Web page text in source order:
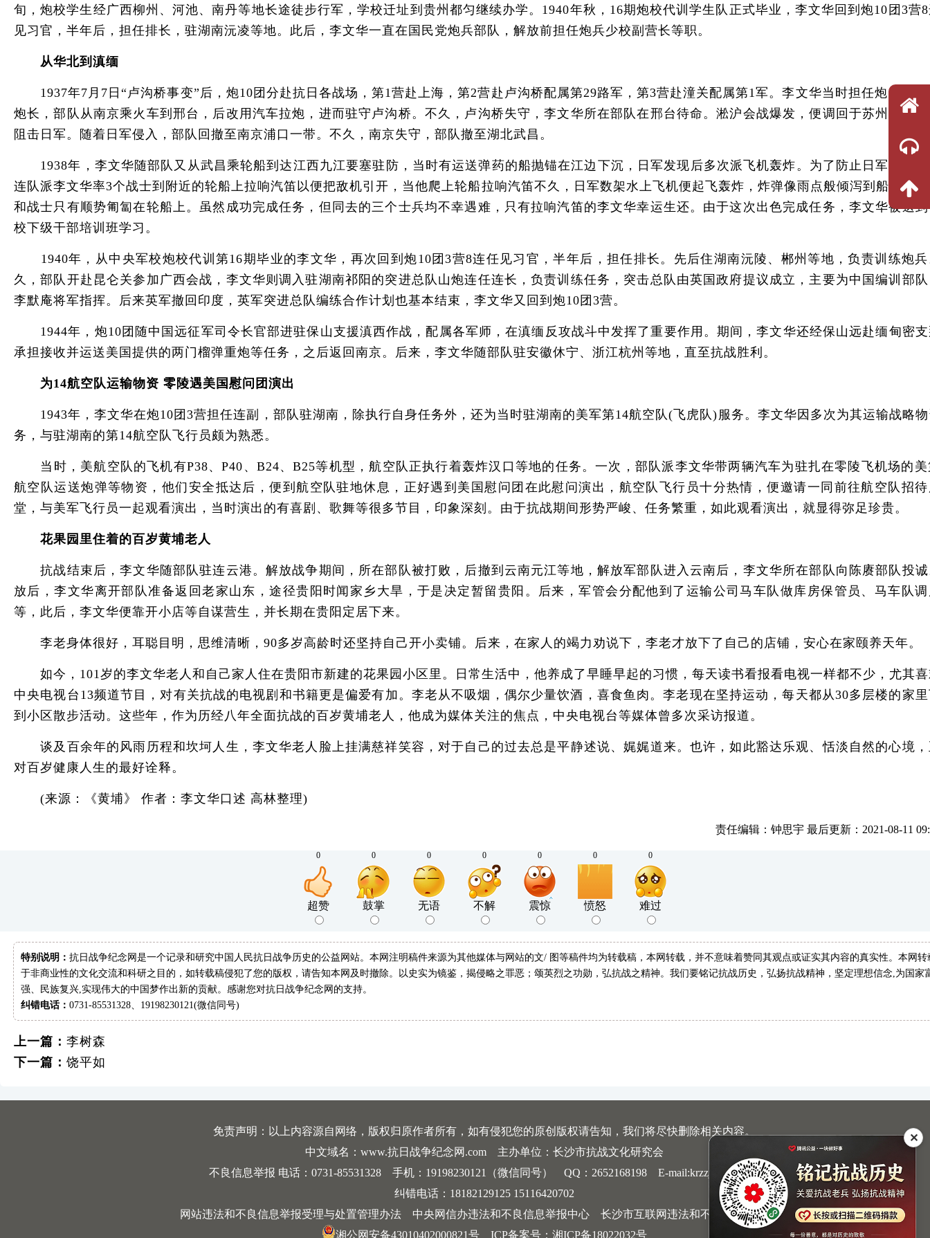
旬，炮校学生经广西柳州、河池、南丹等地长途徒步行军，学校迁址到贵州都匀继续办学。1940年秋，16期炮校代训学生队正式毕业，李文华回到炮10团3营
见习官，半年后，担任排长，驻湖南沅凌等地。此后，李文华一直在国民党炮兵部队，解放前担任炮兵少校副营长等职。
从华北到滇缅
1937年7月7日“卢沟桥事变”后，炮10团分赴抗日各战场，第1营赴上海，第2营赴卢沟桥配属第29路军，第3营赴潼关配属第1军。李文华当时担任炮10团2
炮长，部队从南京乘火车到邢台，后改用汽车拉炮，进而驻守卢沟桥。不久，卢沟桥失守，李文华所在部队在邢台待命。淞沪会战爆发，便调回于苏州一带
阻击日军。随着日军侵入，部队回撤至南京浦口一带。不久，南京失守，部队撤至湖北武昌。
1938年，李文华随部队又从武昌乘轮船到达江西九江要塞驻防，当时有运送弹药的船抛锚在江边下沉，日军发现后多次派飞机轰炸。为了防止日军再次
连队派李文华率3个战士到附近的轮船上拉响汽笛以便把敌机引开，当他爬上轮船拉响汽笛不久，日军数架水上飞机便起飞轰炸，炸弹像雨点般倾泻到船上，
和战士只有顺势匍匐在轮船上。虽然成功完成任务，但同去的三个士兵均不幸遇难，只有拉响汽笛的李文华幸运生还。由于这次出色完成任务，李文华被送
校下级干部培训班学习。
1940年，从中央军校炮校代训第16期毕业的李文华，再次回到炮10团3营8连任见习官，半年后，担任排长。先后住湖南沅陵、郴州等地，负责训练炮
久，部队开赴昆仑关参加广西会战，李文华则调入驻湖南祁阳的突进总队山炮连任连长，负责训练任务，突击总队由英国政府提议成立，主要为中国编训部
李默庵将军指挥。后来英军撤回印度，英军突进总队编练合作计划也基本结束，李文华又回到炮10团3营。
1944年，炮10团随中国远征军司令长官部进驻保山支援滇西作战，配属各军师，在滇缅反攻战斗中发挥了重要作用。期间，李文华还经保山远赴缅甸密
承担接收并运送美国提供的两门榴弹重炮等任务，之后返回南京。后来，李文华随部队驻安徽休宁、浙江杭州等地，直至抗战胜利。
为14航空队运输物资 零陵遇美国慰问团演出
1943年，李文华在炮10团3营担任连副，部队驻湖南，除执行自身任务外，还为当时驻湖南的美军第14航空队(飞虎队)服务。李文华因多次为其运输战略
务，与驻湖南的第14航空队飞行员颇为熟悉。
当时，美航空队的飞机有P38、P40、B24、B25等机型，航空队正执行着轰炸汉口等地的任务。一次，部队派李文华带两辆汽车为驻扎在零陵飞机场的美
航空队运送炮弹等物资，他们安全抵达后，便到航空队驻地休息，正好遇到美国慰问团在此慰问演出，航空队飞行员十分热情，便邀请一同前往航空队招
堂，与美军飞行员一起观看演出，当时演出的有喜剧、歌舞等很多节目，印象深刻。由于抗战期间形势严峻、任务繁重，如此观看演出，就显得弥足珍贵。
花果园里住着的百岁黄埔老人
抗战结束后，李文华随部队驻连云港。解放战争期间，所在部队被打败，后撤到云南元江等地，解放军部队进入云南后，李文华所在部队向陈赓部队投
放后，李文华离开部队准备返回老家山东，途径贵阳时闻家乡大旱，于是决定暂留贵阳。后来，军管会分配他到了运输公司马车队做库房保管员、马车队
等，此后，李文华便靠开小店等自谋营生，并长期在贵阳定居下来。
李老身体很好，耳聪目明，思维清晰，90多岁高龄时还坚持自己开小卖铺。后来，在家人的竭力劝说下，李老才放下了自己的店铺，安心在家颐养天年。
如今，101岁的李文华老人和自己家人住在贵阳市新建的花果园小区里。日常生活中，他养成了早睡早起的习惯，每天读书看报看电视一样都不少，尤其
中央电视台13频道节目，对有关抗战的电视剧和书籍更是偏爱有加。李老从不吸烟，偶尔少量饮酒，喜食鱼肉。李老现在坚持运动，每天都从30多层楼的家
到小区散步活动。这些年，作为历经八年全面抗战的百岁黄埔老人，他成为媒体关注的焦点，中央电视台等媒体曾多次采访报道。
谈及百余年的风雨历程和坎坷人生，李文华老人脸上挂满慈祥笑容，对于自己的过去总是平静述说、娓娓道来。也许，如此豁达乐观、恬淡自然的心境
对百岁健康人生的最好诠释。
(来源：《黄埔》 作者：李文华口述 高林整理)
责任编辑：钟思宇 最后更新：2021-08-11
0
超赞
0
鼓掌
0
无语
0
不解
0
震惊
0
愤怒
0
难过
特别说明： 抗日战争纪念网是一个记录和研究中国人民抗日战争历史的公益网站。本网注明稿件来源为其他媒体与网站的文/ 图等稿件均为转载稿，本网转载，并不意味着赞同其观点或证实其内容的真实性。本网转
于非商业性的文化交流和科研之目的，如转载稿侵犯了您的版权，请告知本网及时撤除。以史实为镜鉴，揭侵略之罪恶；颂英烈之功勋，弘抗战之精神。我们要铭记抗战历史，弘扬抗战精神，坚定理想信念,为国家
强、民族复兴,实现伟大的中国梦作出新的贡献。感谢您对抗日战争纪念网的支持。
纠错电话： 0731-85531328、19198230121(微信同号)
上一篇： 李树森
下一篇： 饶平如
免责声明：以上内容源自网络，版权归原作者所有，如有侵犯您的原创版权请告知，我们将尽快删除相关内容。
中文域名：www.抗日战争纪念网.com 主办单位：长沙市抗战文化研究会
不良信息举报 电话：0731-85531328 手机：19198230121（微信同号） QQ：2652168198 E-mail:krzzjn@qq.com
纠错电话：18182129125 15116420702
网站违法和不良信息举报受理与处置管理办法
中央网信办违法和不良信息举报中心
长沙市互联网违法和不良信息举报中心
湘公网安备43010402000821号 ICP备案号： 湘ICP备18022032号
✕